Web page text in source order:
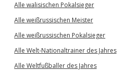
Alle walisischen Pokalsieger
Alle weißrussischen Meister
Alle weißrussischen Pokalsieger
Alle Welt-Nationaltrainer des Jahres
Alle Weltfußballer des Jahres